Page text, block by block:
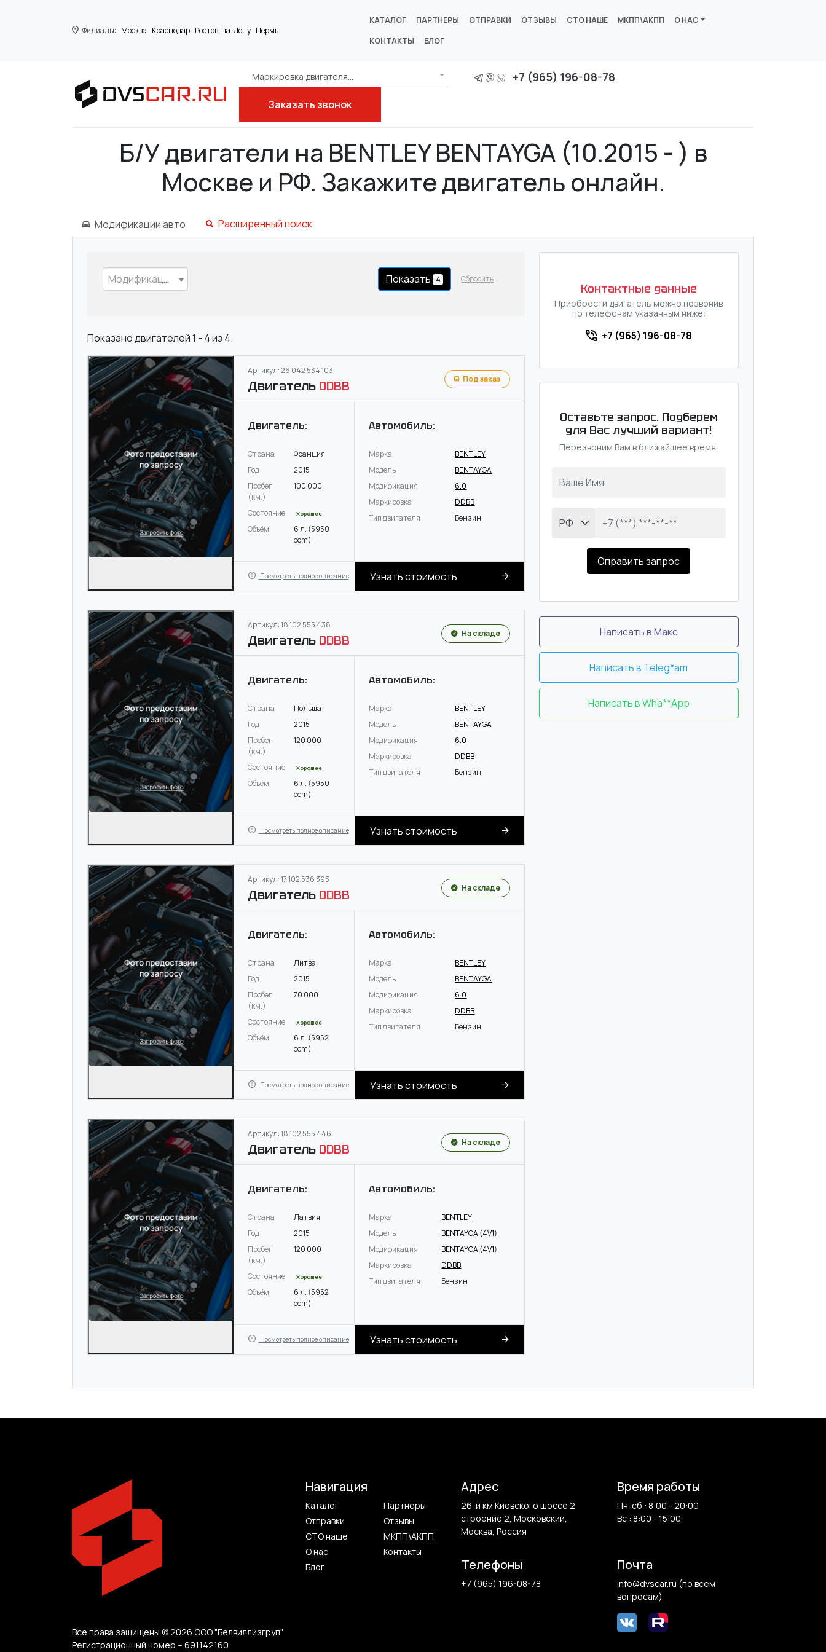
Филиалы: Москва Краснодар Ростов-на-Дону Пермь
КАТАЛОГ ПАРТНЕРЫ ОТПРАВКИ ОТЗЫВЫ СТО НАШЕ МКПП\АКПП
О НАС
КОНТАКТЫ
БЛОГ
Маркировка двигателя... +7 (965) 196-08-78
Заказать звонок
Главная
Б/У двигатели на BENTLEY BENTAYGA (10.2015 - ) в
Москве и РФ. Закажите двигатель онлайн.
Модификации авто Расширенный поиск
Модификация Показать 4 Сбросить
Показано двигателей 1 - 4 из 4.
Артикул: 26 042 534 103
Двигатель DDBB Под заказ
Двигатель:
Страна
Франция
Год
2015
Пробег
(км.)
100 000
Состояние Хорошее
Объём
6 л. (5950
ccm)
Автомобиль:
Марка
BENTLEY
Модель
BENTAYGA
Модификация
6.0
Маркировка
DDBB
Тип двигателя
Бензин
Посмотреть полное описание Узнать стоимость
Артикул: 18 102 555 438
Двигатель DDBB На складе
Двигатель:
Страна
Польша
Год
2015
Пробег
(км.)
120 000
Состояние Хорошее
Объём
6 л. (5950
ccm)
Автомобиль:
Марка
BENTLEY
Модель
BENTAYGA
Модификация
6.0
Маркировка
DDBB
Тип двигателя
Бензин
Посмотреть полное описание Узнать стоимость
Артикул: 17 102 536 393
Двигатель DDBB На складе
Двигатель:
Страна
Литва
Год
2015
Пробег
(км.)
70 000
Состояние Хорошее
Объём
6 л. (5952
ccm)
Автомобиль:
Марка
BENTLEY
Модель
BENTAYGA
Модификация
6.0
Маркировка
DDBB
Тип двигателя
Бензин
Посмотреть полное описание Узнать стоимость
Артикул: 18 102 555 446
Двигатель DDBB На складе
Двигатель:
Страна
Латвия
Год
2015
Пробег
(км.)
120 000
Состояние Хорошее
Объём
6 л. (5952
ccm)
Автомобиль:
Марка
BENTLEY
Модель
BENTAYGA (4V1)
Модификация
BENTAYGA (4V1)
Маркировка
DDBB
Тип двигателя
Бензин
Посмотреть полное описание Узнать стоимость
Контактные данные
Приобрести двигатель можно позвонив
по телефонам указанным ниже:
+7 (965) 196-08-78
Оставьте запрос. Подберем
для Вас лучший вариант!
Перезвоним Вам в ближайшее время.
Оправить запрос
Написать в Макс
Написать в Teleg*am
Написать в Wha**App
Все права защищены © 2026 ООО "Белвиллизгруп"
Регистрационный номер – 691142160
Навигация
Каталог
Партнеры
Отправки
Отзывы
СТО наше
МКПП\АКПП
О нас
Контакты
Блог
Адрес
26-й км Киевского шоссе 2
строение 2, Московский,
Москва, Россия
Время работы
Пн-сб : 8:00 - 20:00
Вс : 8:00 - 15:00
Телефоны
+7 (965) 196-08-78
Почта
info@dvscar.ru (по всем
вопросам)